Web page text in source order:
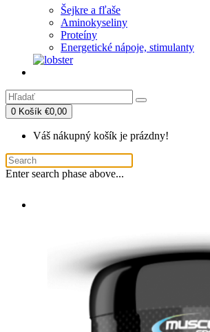
Šejkre a fľaše
Aminokyseliny
Proteíny
Energetické nápoje, stimulanty
0 Košík €0,00
Váš nákupný košík je prázdny!
Enter search phase above...